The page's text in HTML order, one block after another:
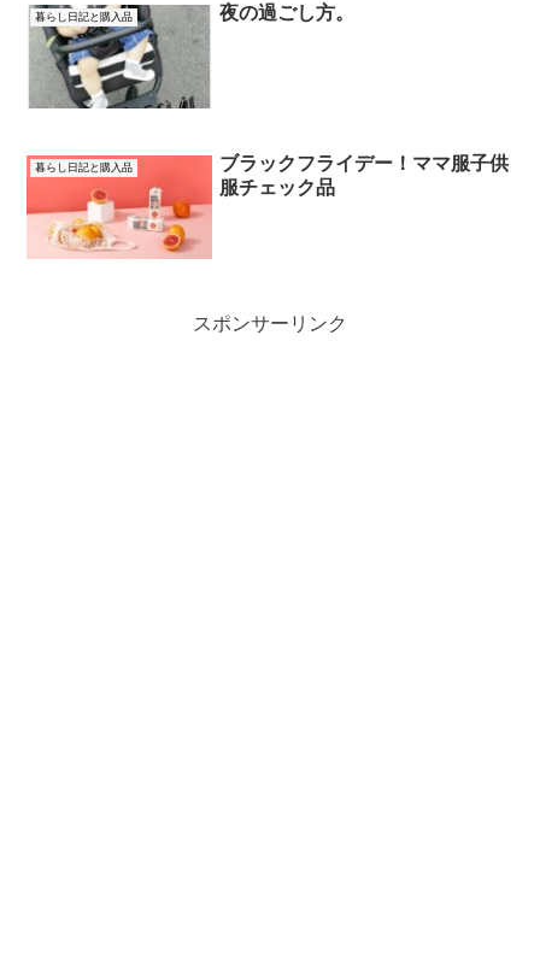
暮らし日記と購入品 夜の過ごし方。
暮らし日記と購入品
ブラックフライデー！ママ服子供
服チェック品
スポンサーリンク